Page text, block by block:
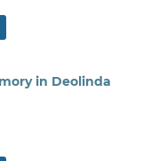
in Deolinda